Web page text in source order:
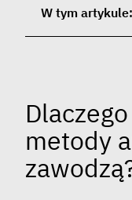
W tym artykule:
metody